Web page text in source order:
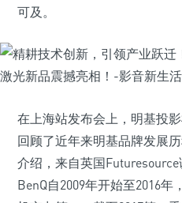
可及。
在上海站发布会上，明基投
回顾了近年来明基品牌发展
介绍，来自英国
BenQ自2009年开始至2016